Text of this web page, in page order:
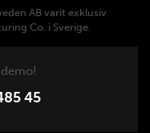
AB varit exklusiv
Co. i Sverige.
45